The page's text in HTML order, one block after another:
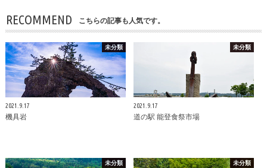
RECOMMEND こちらの記事も人気です。
未分類
2021.9.17
機具岩
未分類
2021.9.17
道の駅 能登食祭市場
未分類 未分類